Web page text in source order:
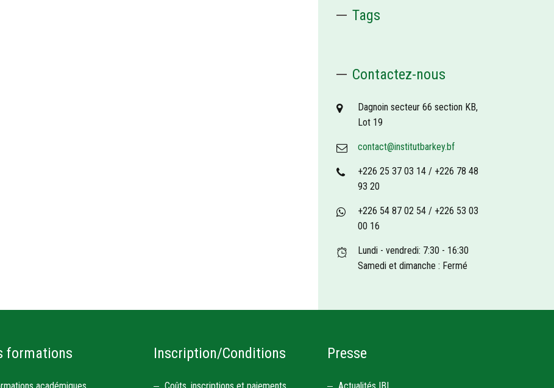
Tags
Contactez-nous
Dagnoin secteur 66 section KB,
Lot 19
contact@institutbarkey.bf
+226 25 37 03 14 / +226 78 48
93 20
+226 54 87 02 54 / +226 53 03
00 16
Lundi - vendredi: 7:30 - 16:30
Samedi et dimanche : Fermé
formations Inscription/Conditions Presse